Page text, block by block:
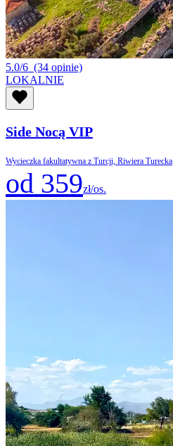
5.0/6 (34 opinie)
LOKALNIE
Side Nocą VIP
Wycieczka fakultatywna z Turcji, Riwiera Turecka
od 359zł/os.